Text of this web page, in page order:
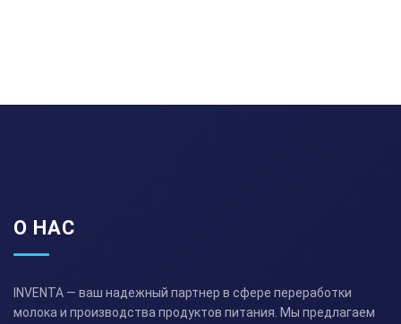
О НАС
INVENTA — ваш надежный партнер в сфере переработки
молока и производства продуктов питания. Мы предлагаем